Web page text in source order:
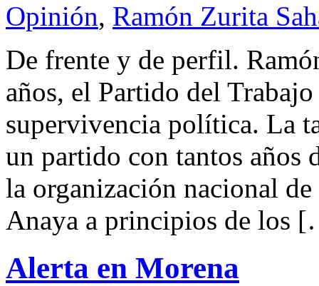
Opinión, Ramón Zurita
De frente y de perfil.
años, el Partido del
supervivencia política. La
un partido con tantos años
la organización nacional
Anaya a principios de los
Alerta en Morena